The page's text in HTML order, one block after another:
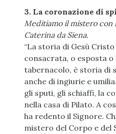
3. La coronazione di
Meditiamo il mistero con
Caterina da Siena.
“La storia di Gesù
consacrata, o esposta o
tabernacolo, è storia di
anche di ingiurie e
gli sputi, gli schiaffi, la
nella casa di Pilato. A
ha redento il Signore.
mistero del Corpo e del